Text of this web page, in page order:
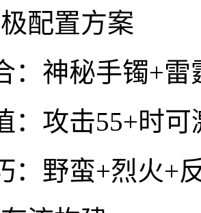
配置方案
：神秘手镯+雷
：攻击55+时
：野蛮+烈火+